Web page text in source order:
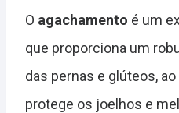
O agachamento é um
que proporciona um
das pernas e glúteos,
protege os joelhos e